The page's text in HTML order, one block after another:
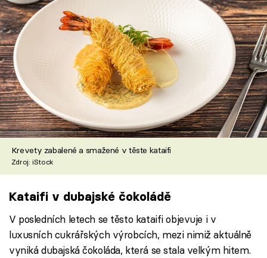
Krevety zabalené a smažené v těste kataifi
Zdroj: iStock
Kataifi v dubajské čokoládě
V posledních letech se těsto kataifi objevuje i v
luxusních cukrářských výrobcích, mezi nimiž aktuálně
vyniká dubajská čokoláda, která se stala velkým hitem.